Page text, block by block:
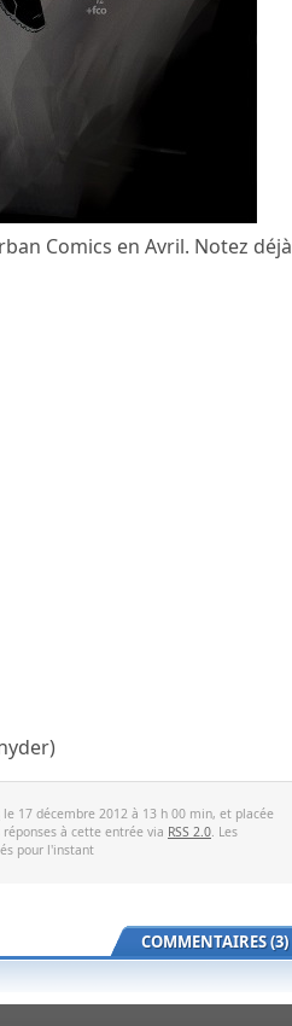
Comics en Avril. Notez déjà
le 17 décembre 2012 à 13 h 00 min, et placée
réponses à cette entrée via RSS 2.0. Les
pour l'instant
COMMENTAIRES (3)